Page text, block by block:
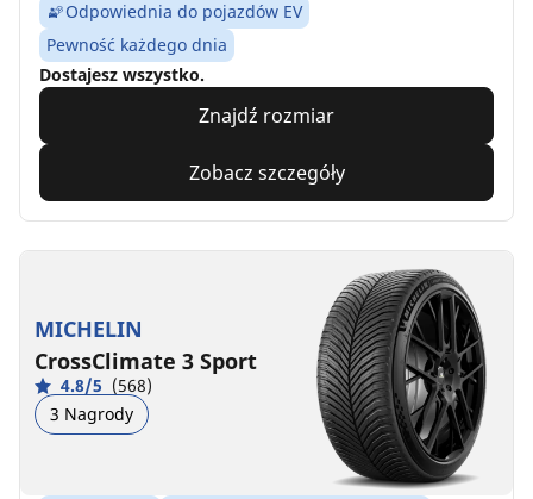
Odpowiednia do pojazdów EV
Pewność każdego dnia
Dostajesz wszystko.
Znajdź rozmiar
Zobacz szczegóły
MICHELIN
CrossClimate 3 Sport
4.8/5 (568)
3 Nagrody